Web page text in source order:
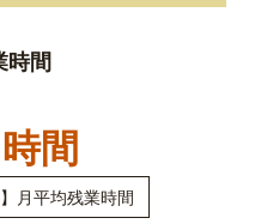
時間
時間
月平均残業時間